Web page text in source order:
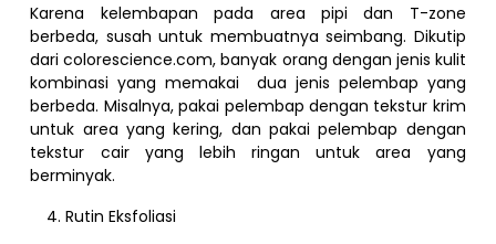
Karena kelembapan pada area pipi dan T-zone
berbeda, susah untuk membuatnya seimbang. Dikutip
dari colorescience.com, banyak orang dengan jenis kulit
kombinasi yang memakai dua jenis pelembap yang
berbeda. Misalnya, pakai pelembap dengan tekstur krim
untuk area yang kering, dan pakai pelembap dengan
tekstur cair yang lebih ringan untuk area yang
berminyak.
Rutin Eksfoliasi